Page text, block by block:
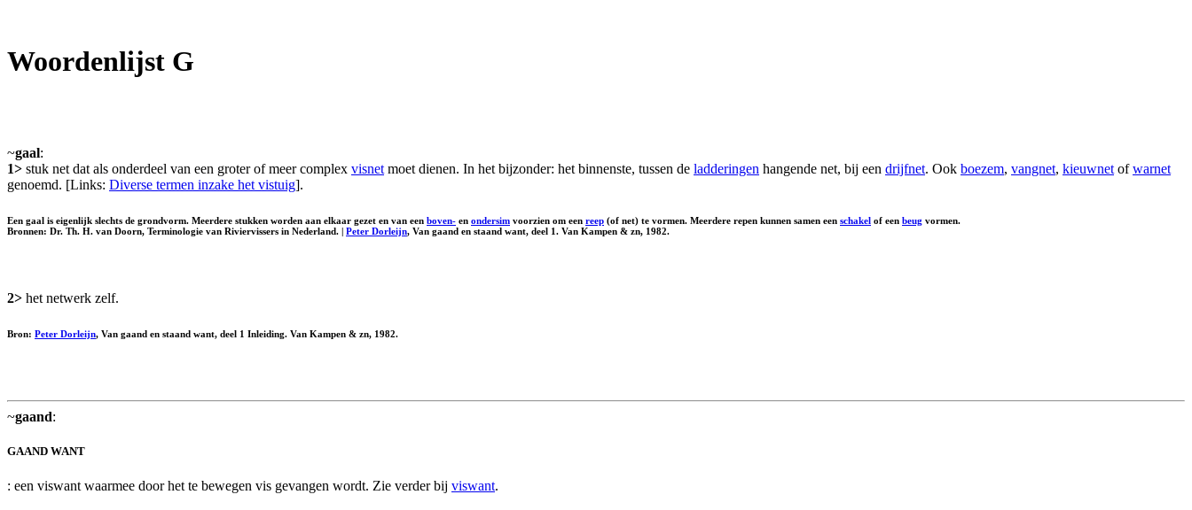
Woordenlijst G
~gaal:
1> stuk net dat als onderdeel van een groter of meer complex visnet moet dienen. In het bijzonder: het binnenste, tussen de ladderingen hangende net, bij een drijfnet. Ook boezem, vangnet, kieuwnet ofwarnet
genoemd. [Links: Diverse termen inzake het vistuig].
Een gaal is eigenlijk slechts de grondvorm. Meerdere stukken worden aan elkaar gezet en van een boven- en ondersim voorzien om een reep (of net) te vormen. Meerdere repen kunnen samen een schakel of een beug vormen.
Bronnen: Dr. Th. H. van Doorn, Terminologie van Riviervissers in Nederland. | Peter Dorleijn, Van gaand en staand want, deel 1. Van Kampen & zn, 1982.
2> het netwerk zelf.
Bron: Peter Dorleijn, Van gaand en staand want, deel 1 Inleiding. Van Kampen & zn, 1982.
~gaand:
GAAND WANT
: een viswant waarmee door het te bewegen vis gevangen wordt. Zie verder bij viswant.